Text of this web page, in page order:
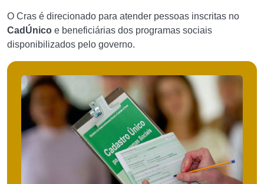
O Cras é direcionado para atender pessoas inscritas no
CadÚnico e beneficiárias dos programas sociais
disponibilizados pelo governo.